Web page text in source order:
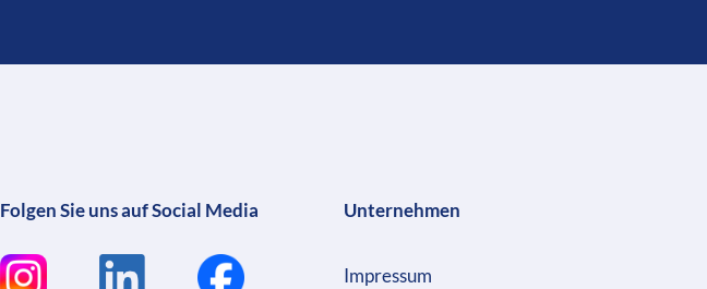
Folgen Sie uns auf Social Media Unternehmen
Impressum